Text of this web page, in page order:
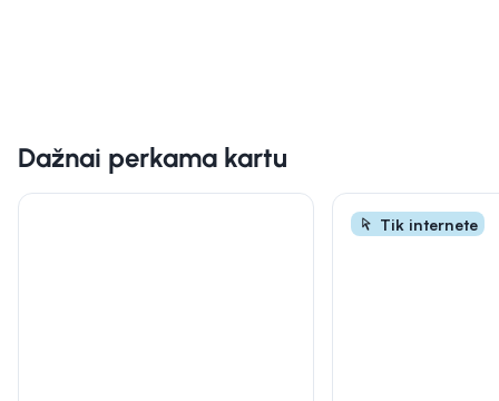
Dažnai perkama kartu
Tik internete